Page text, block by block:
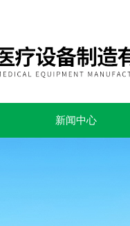
新闻中心